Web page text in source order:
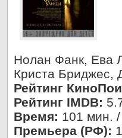
Нолан Фанк, Ева
Криста Бриджес,
Рейтинг
Рейтинг IMDB:
Время: 101 мин.
Премьера (РФ):